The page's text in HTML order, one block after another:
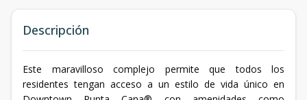
Descripción
Este maravilloso complejo permite que todos los
residentes tengan acceso a un estilo de vida único en